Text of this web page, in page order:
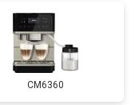
CM6360